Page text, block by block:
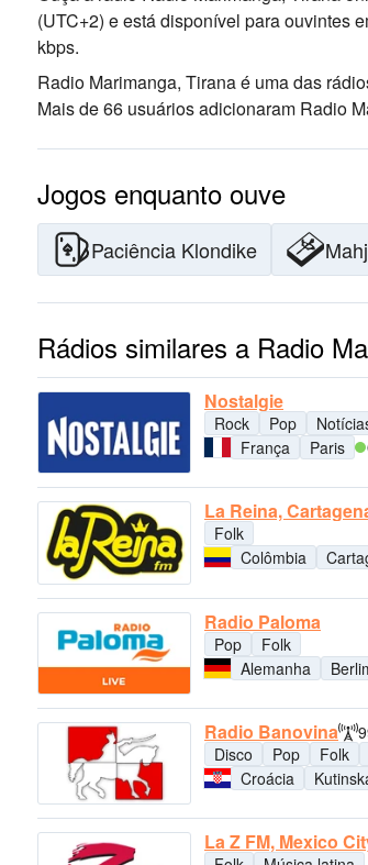
(UTC+2) e está disponível para ouvintes
kbps.
Radio Marimanga, Tirana é uma das
Mais de 66 usuários adicionaram Radio
Jogos enquanto ouve
Paciência Klondike
Rádios similares a Radio
Nostalgie
Rock Pop
França
Paris
La Reina,
Folk
Colômbia
Radio Paloma
Pop
Folk
Alemanha
Radio Banovina
Disco
Pop Folk
Croácia
La Z FM, Mexico